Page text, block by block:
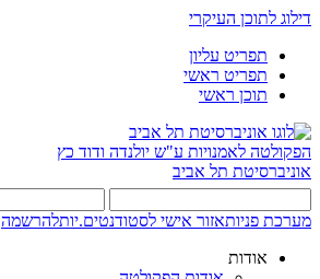
דילוג לתוכן העיקרי
תפריט עליון
תפריט ראשי
תוכן ראשי
הפקולטה לאמנויות ע"ש יולנדה ודוד כץ
אוניברסיטת תל אביב
מערכת פניותאזור אישי לסטודנטים.יותלהרשמה
אודות